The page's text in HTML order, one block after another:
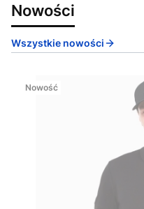
Nowości
Wszystkie nowości
Nowość